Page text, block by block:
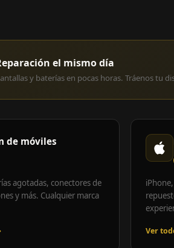
el mismo día
y baterías en pocas horas. Tráenos tu
de móviles
agotadas, conectores de
y más. Cualquier marca
Ver